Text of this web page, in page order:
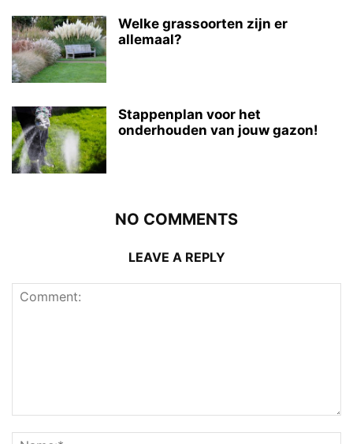
Welke grassoorten zijn er
allemaal?
Stappenplan voor het
onderhouden van jouw gazon!
NO COMMENTS
LEAVE A REPLY